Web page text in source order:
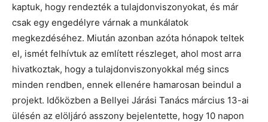
kaptuk, hogy rendezték a tulajdonviszonyokat, és már
csak egy engedélyre várnak a munkálatok
megkezdéséhez. Miután azonban azóta hónapok teltek
el, ismét felhívtuk az említett részleget, ahol most arra
hivatkoztak, hogy a tulajdonviszonyokkal még sincs
minden rendben, ennek ellenére hamarosan beindul a
projekt. Időközben a Bellyei Járási Tanács március 13-ai
ülésén az elöljáró asszony bejelentette, hogy 10 napon